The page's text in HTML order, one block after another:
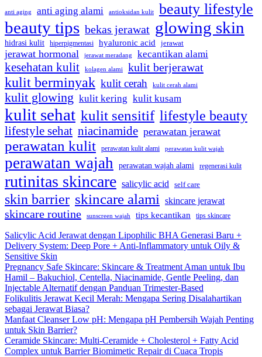
anti aging anti aging alami antioksidan kulit beauty lifestyle
beauty tips bekas jerawat glowing skin
hidrasi kulit hiperpigmentasi hyaluronic acid jerawat
jerawat hormonal jerawat meradang kecantikan alami
kesehatan kulit kolagen alami kulit berjerawat
kulit berminyak kulit cerah kulit cerah alami
kulit glowing kulit kering kulit kusam
kulit sehat kulit sensitif lifestyle beauty
lifestyle sehat niacinamide perawatan jerawat
perawatan kulit perawatan kulit alami perawatan kulit wajah
perawatan wajah perawatan wajah alami regenerasi kulit
rutinitas skincare salicylic acid self care
skin barrier skincare alami skincare jerawat
skincare routine sunscreen wajah tips kecantikan tips skincare
Salicylic Acid Jerawat dengan Lipophilic BHA Generasi Baru +
Delivery System: Deep Pore + Anti-Inflammatory untuk Oily &
Sensitive Skin
Pregnancy Safe Skincare: Skincare & Treatment Aman untuk Ibu
Hamil – Bakuchiol, Centella, Niacinamide, Gentle Peeling, dan
Injectable Alternatif dengan Panduan Trimester-Based
Folikulitis Jerawat Kecil Merah: Mengapa Sering Disalahartikan
sebagai Jerawat Biasa?
Manfaat Cleanser Low pH: Mengapa pH Pembersih Wajah Penting
untuk Skin Barrier?
Ceramide Skincare: Multi-Ceramide + Cholesterol + Fatty Acid
Complex untuk Barrier Biomimetic Repair di Cuaca Tropis